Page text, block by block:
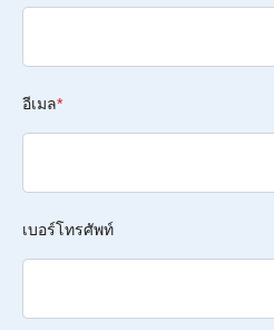
อีเมล*
เบอร์โทรศัพท์